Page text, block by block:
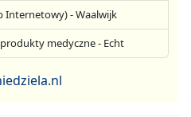
Internetowy) - Waalwijk
medyczne - Echt